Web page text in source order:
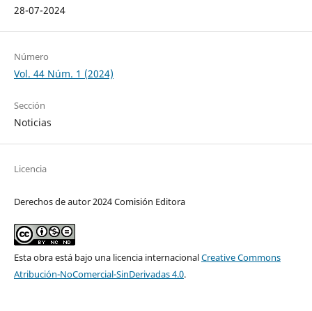
28-07-2024
Número
Vol. 44 Núm. 1 (2024)
Sección
Noticias
Licencia
Derechos de autor 2024 Comisión Editora
Esta obra está bajo una licencia internacionalCreative Commons
Atribución-NoComercial-SinDerivadas 4.0.